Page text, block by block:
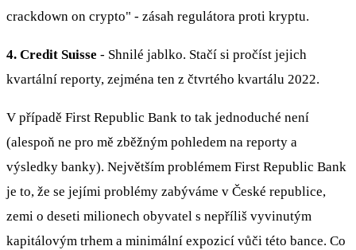
crackdown on crypto" - zásah regulátora proti kryptu.
4. Credit Suisse - Shnilé jablko. Stačí si pročíst jejich
kvartální reporty, zejména ten z čtvrtého kvartálu 2022.
V případě First Republic Bank to tak jednoduché není
(alespoň ne pro mě zběžným pohledem na reporty a
výsledky banky). Největším problémem First Republic Bank
je to, že se jejími problémy zabýváme v České republice,
zemi o deseti milionech obyvatel s nepříliš vyvinutým
kapitálovým trhem a minimální expozicí vůči této bance. Co